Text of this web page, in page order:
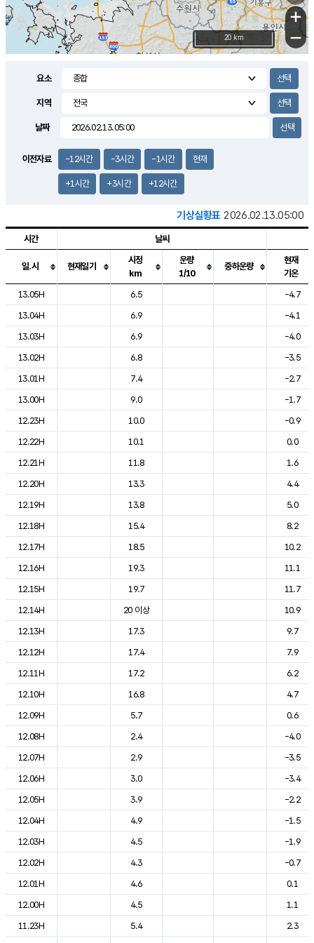
+
−
20 km
요소
지역
날짜
이전자료 -12시간 -3시간 -1시간 현재
+1시간 +3시간 +12시간
기상실황표 2026.02.13.05:00
도시별 기상실황표로 지점, 날씨, 기온, 강수, 바람, 기압등을 안내한 표입
시간 날씨
일.시 현재일기
시정
km
운량
1/10
중하운량
현재
기온
13.05H
6.5
-4.7
13.04H
6.9
-4.1
13.03H
6.9
-4.0
13.02H
6.8
-3.5
13.01H
7.4
-2.7
13.00H
9.0
-1.7
12.23H
10.0
-0.9
12.22H
10.1
0.0
12.21H
11.8
1.6
12.20H
13.3
4.4
12.19H
13.8
5.0
12.18H
15.4
8.2
12.17H
18.5
10.2
12.16H
19.3
11.1
12.15H
19.7
11.7
12.14H
20 이상
10.9
12.13H
17.3
9.7
12.12H
17.4
7.9
12.11H
17.2
6.2
12.10H
16.8
4.7
12.09H
5.7
0.6
12.08H
2.4
-4.0
12.07H
2.9
-3.5
12.06H
3.0
-3.4
12.05H
3.9
-2.2
12.04H
4.9
-1.5
12.03H
4.5
-1.9
12.02H
4.3
-0.7
12.01H
4.6
0.1
12.00H
4.5
1.1
11.23H
5.4
2.3